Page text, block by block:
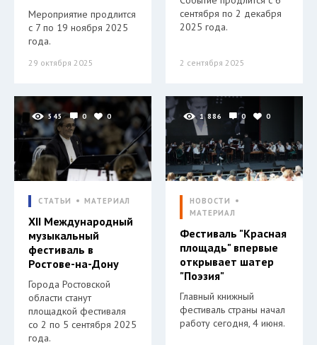
Мероприятие продлится
с 7 по 19 ноября 2025
года.
29 октября 2025
сентября по 2 декабря
2025 года.
2 сентября 2025
545 0 0
СТАТЬИ МАТЕРИАЛ
XII Международный
музыкальный
фестиваль в
Ростове-на-Дону
Города Ростовской
области станут
площадкой фестиваля
со 2 по 5 сентября 2025
года.
1 886 0 0
НОВОСТИ
МАТЕРИАЛ
Фестиваль "Красная
площадь" впервые
открывает шатер
"Поэзия"
Главный книжный
фестиваль страны начал
работу сегодня, 4 июня.